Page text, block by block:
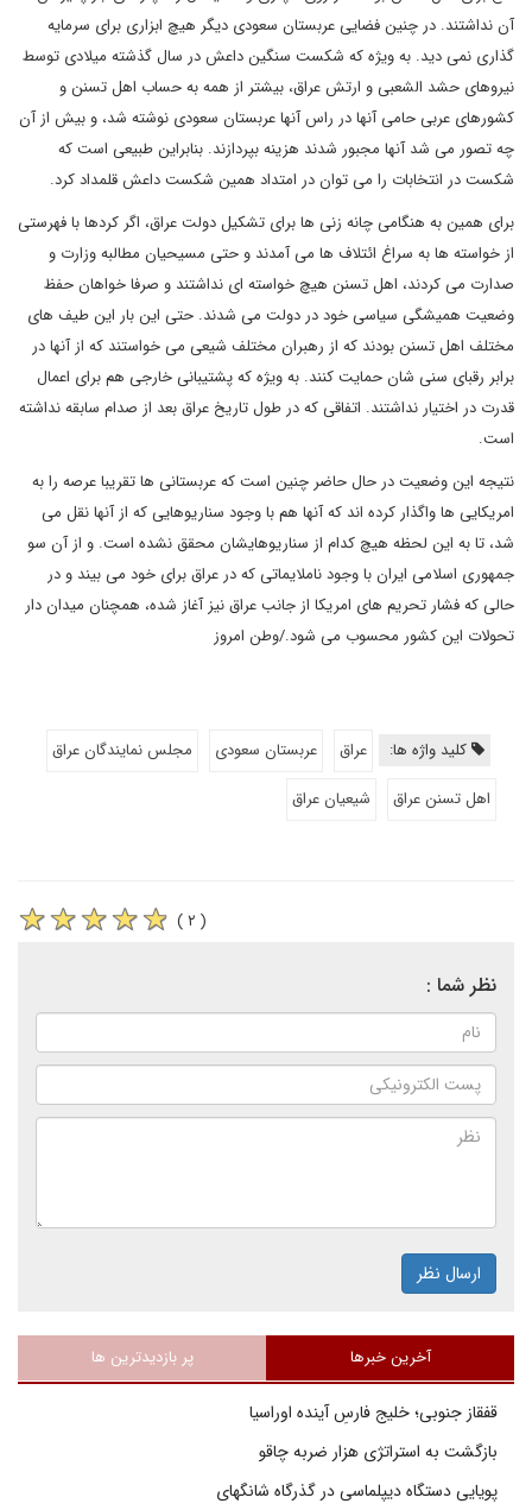
آن نداشتند. در چنین فضایی عربستان سعودی دیگر هیچ ابزاری برای سرمایه
گذاری نمی دید. به ویژه که شکست سنگین داعش در سال گذشته میلادی توسط
نیروهای حشد الشعبی و ارتش عراق، بیشتر از همه به حساب اهل تسنن و
کشورهای عربی حامی آنها در راس آنها عربستان سعودی نوشته شد، و بیش از آن
چه تصور می شد آنها مجبور شدند هزینه بپردازند. بنابراین طبیعی است که
شکست در انتخابات را می توان در امتداد همین شکست داعش قلمداد کرد.
برای همین به هنگامی چانه زنی ها برای تشکیل دولت عراق، اگر کردها با فهرستی
از خواسته ها به سراغ ائتلاف ها می آمدند و حتی مسیحیان مطالبه وزارت و
صدارت می کردند، اهل تسنن هیچ خواسته ای نداشتند و صرفا خواهان حفظ
وضعیت همیشگی سیاسی خود در دولت می شدند. حتی این بار این طیف های
مختلف اهل تسنن بودند که از رهبران مختلف شیعی می خواستند که از آنها در
برابر رقبای سنی شان حمایت کنند. به ویژه که پشتیبانی خارجی هم برای اعمال
قدرت در اختیار نداشتند. اتفاقی که در طول تاریخ عراق بعد از صدام سابقه نداشته
است.
نتیجه این وضعیت در حال حاضر چنین است که عربستانی ها تقریبا عرصه را به
امریکایی ها واگذار کرده اند که آنها هم با وجود سناریوهایی که از آنها نقل می
شد، تا به این لحظه هیچ کدام از سناریوهایشان محقق نشده است. و از آن سو
جمهوری اسلامی ایران با وجود ناملایماتی که در عراق برای خود می بیند و در
حالی که فشار تحریم های امریکا از جانب عراق نیز آغاز شده، همچنان میدان دار
تحولات این کشور محسوب می شود./وطن امروز
کلید واژه ها: عراق عربستان سعودی
مجلس نمایندگان عراق
اهل تسنن عراق
شیعیان عراق
( ۲ )
نظر شما :
ارسال نظر
آخرین خبرها پر بازدیدترین ها
قفقاز جنوبی؛ خلیج فارسِ آینده اوراسیا
بازگشت به استراتژی هزار ضربه چاقو
پویایی دستگاه دیپلماسی در گذرگاه شانگهای